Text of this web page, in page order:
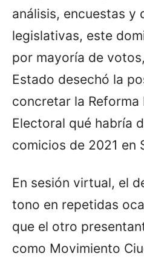
análisis, encuestas y
legislativas, este
por mayoría de
Estado desechó la
concretar la
Electoral qué habría
comicios de 2021 en
En sesión virtual, el
tono en repetidas
que el otro
como Movimiento